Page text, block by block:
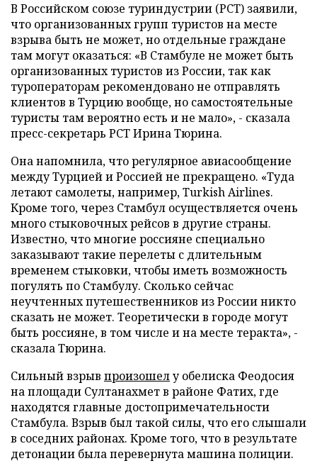
В Российском союзе туриндустрии (РСТ) заявили,
что организованных групп туристов на месте
взрыва быть не может, но отдельные граждане
там могут оказаться: «В Стамбуле не может быть
организованных туристов из России, так как
туроператорам рекомендовано не отправлять
клиентов в Турцию вообще, но самостоятельные
туристы там вероятно есть и не мало», - сказала
пресс-секретарь РСТ Ирина Тюрина.
Она напомнила, что регулярное авиасообщение
между Турцией и Россией не прекращено. «Туда
летают самолеты, например, Turkish Airlines.
Кроме того, через Стамбул осуществляется очень
много стыковочных рейсов в другие страны.
Известно, что многие россияне специально
заказывают такие перелеты с длительным
временем стыковки, чтобы иметь возможность
погулять по Стамбулу. Сколько сейчас
неучтенных путешественников из России никто
сказать не может. Теоретически в городе могут
быть россияне, в том числе и на месте теракта», -
сказала Тюрина.
Сильный взрыв произошелу обелиска Феодосия
на площади Султанахмет в районе Фатих, где
находятся главные достопримечательности
Стамбула. Взрыв был такой силы, что его слышали
в соседних районах. Кроме того, что в результате
детонации была перевернута машина полиции.